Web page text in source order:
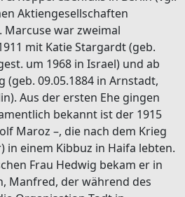
Aktiengesellschaften
Marcuse war zweimal
mit Katie Stargardt (geb.
um 1968 in Israel) und ab
(geb. 09.05.1884 in Arnstadt,
Aus der ersten Ehe gingen
bekannt ist der 1915
Maroz –, die nach dem Krieg
in einem Kibbuz in Haifa lebten.
Frau Hedwig bekam er in
Manfred, der während des